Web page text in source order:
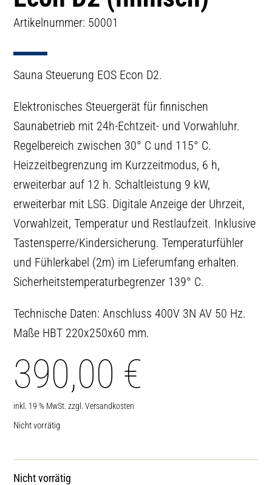
Artikelnummer: 50001
Sauna Steuerung EOS Econ D2.
Elektronisches Steuergerät für finnischen
Saunabetrieb mit 24h-Echtzeit- und Vorwahluhr.
Regelbereich zwischen 30° C und 115° C.
Heizzeitbegrenzung im Kurzzeitmodus, 6 h,
erweiterbar auf 12 h. Schaltleistung 9 kW,
erweiterbar mit LSG. Digitale Anzeige der Uhrzeit,
Vorwahlzeit, Temperatur und Restlaufzeit. Inklusive
Tastensperre/Kindersicherung. Temperaturfühler
und Fühlerkabel (2m) im Lieferumfang erhalten.
Sicherheitstemperaturbegrenzer 139° C.
Technische Daten: Anschluss 400V 3N AV 50 Hz.
Maße HBT 220x250x60 mm.
390,00 €
inkl. 19 % MwSt. zzgl.Versandkosten
Nicht vorrätig
Nicht vorrätig